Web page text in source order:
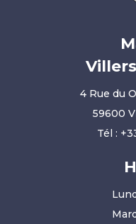
4 Rue du
59600
Tél :